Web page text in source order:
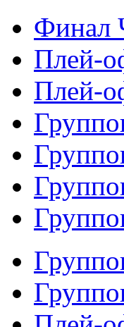
Финал
Плей-
Плей-